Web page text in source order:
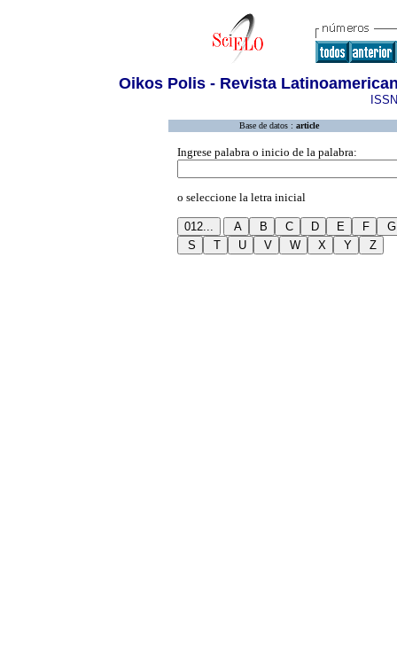
Oikos Polis - Revista
Base de datos : article
Ingrese palabra o inicio de la palabra:
o seleccione la letra inicial